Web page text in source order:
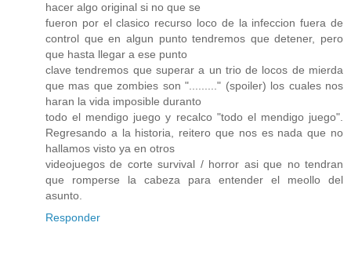
hacer algo original si no que se
fueron por el clasico recurso loco de la infeccion fuera de
control que en algun punto tendremos que detener, pero
que hasta llegar a ese punto
clave tendremos que superar a un trio de locos de mierda
que mas que zombies son "........." (spoiler) los cuales nos
haran la vida imposible duranto
todo el mendigo juego y recalco "todo el mendigo juego".
Regresando a la historia, reitero que nos es nada que no
hallamos visto ya en otros
videojuegos de corte survival / horror asi que no tendran
que romperse la cabeza para entender el meollo del
asunto.
Responder